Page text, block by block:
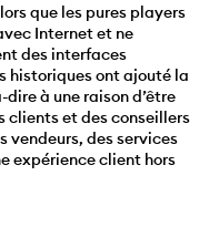
que les pures players
Internet et ne
des interfaces
historiques ont ajouté la
à une raison d’être
clients et des conseillers
vendeurs, des services
expérience client hors